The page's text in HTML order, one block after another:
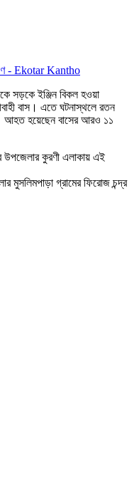
সড়কে ইঞ্জিন বিকল হওয়া
বাস। এতে ঘটনাস্থলে রতন
আহত হয়েছেন বাসের আরও ১১
উপজেলার কুরণী এলাকায় এই
মুসলিমপাড়া গ্রামের ফিরোজ চন্দ্র